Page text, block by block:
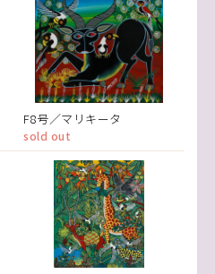
F8号／マリキータ
sold out